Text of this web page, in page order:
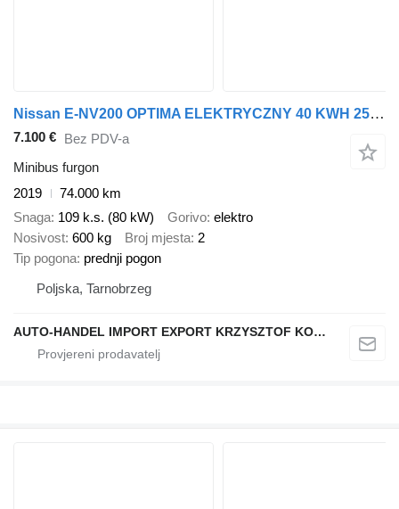
Nissan E-NV200 OPTIMA ELEKTRYCZNY 40 KWH 250 km KLIMA KAMERA
7.100 € Bez PDV-a
Minibus furgon
2019
74.000 km
Snaga 109 k.s. (80 kW) Gorivo elektro
Nosivost 600 kg Broj mjesta 2
Tip pogona prednji pogon
Poljska, Tarnobrzeg
AUTO-HANDEL IMPORT EXPORT KRZYSZTOF KONEFAŁ